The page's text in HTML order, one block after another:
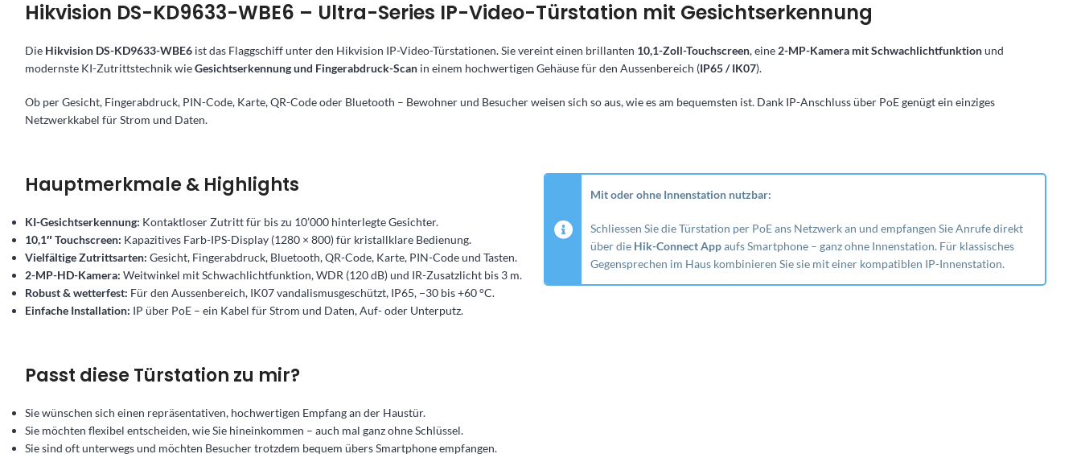
Hikvision DS-KD9633-WBE6 – Ultra-Series IP-Video-Türstation mit Gesichtserkennung
Die Hikvision DS-KD9633-WBE6 ist das Flaggschiff unter den Hikvision IP-Video-Türstationen. Sie vereint einen brillanten 10,1-Zoll-Touchscreen, eine2-MP-Kamera mit Schwachlichtfunktionund
modernste KI-Zutrittstechnik wieGesichtserkennung und Fingerabdruck-Scan in einem hochwertigen Gehäuse für den Aussenbereich (IP65 / IK07).
Ob per Gesicht, Fingerabdruck, PIN-Code, Karte, QR-Code oder Bluetooth – Bewohner und Besucher weisen sich so aus, wie es am bequemsten ist. Dank IP-Anschluss über PoE genügt ein einziges
Netzwerkkabel für Strom und Daten.
Hauptmerkmale & Highlights
KI-Gesichtserkennung: Kontaktloser Zutritt für bis zu 10’000 hinterlegte Gesichter.
10,1″ Touchscreen: Kapazitives Farb-IPS-Display (1280 × 800) für kristallklare Bedienung.
Vielfältige Zutrittsarten: Gesicht, Fingerabdruck, Bluetooth, QR-Code, Karte, PIN-Code und Tasten.
2-MP-HD-Kamera: Weitwinkel mit Schwachlichtfunktion, WDR (120 dB) und IR-Zusatzlicht bis 3 m.
Robust & wetterfest: Für den Aussenbereich, IK07 vandalismusgeschützt, IP65, −30 bis +60 °C.
Einfache Installation: IP über PoE – ein Kabel für Strom und Daten, Auf- oder Unterputz.
Mit oder ohne Innenstation nutzbar:
Schliessen Sie die Türstation per PoE ans Netzwerk an und empfangen Sie Anrufe direkt
über die Hik-Connect Appaufs Smartphone – ganz ohne Innenstation. Für klassisches
Gegensprechen im Haus kombinieren Sie sie mit einer kompatiblen IP-Innenstation.
Passt diese Türstation zu mir?
Sie wünschen sich einen repräsentativen, hochwertigen Empfang an der Haustür.
Sie möchten flexibel entscheiden, wie Sie hineinkommen – auch mal ganz ohne Schlüssel.
Sie sind oft unterwegs und möchten Besucher trotzdem bequem übers Smartphone empfangen.